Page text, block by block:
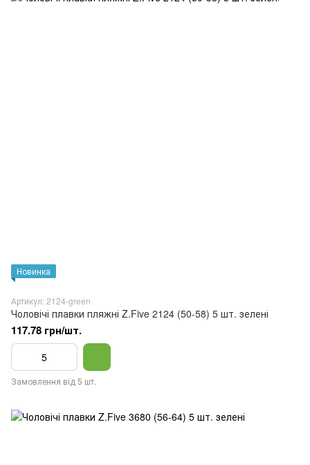
Новинка
Артикул: 2124-green
Чоловічі плавки пляжні Z.Five 2124 (50-58) 5 шт. зелені
117.78 грн/шт.
Замовлення від 5 шт.